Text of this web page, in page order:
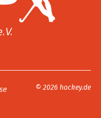
© 2026 hockey.de